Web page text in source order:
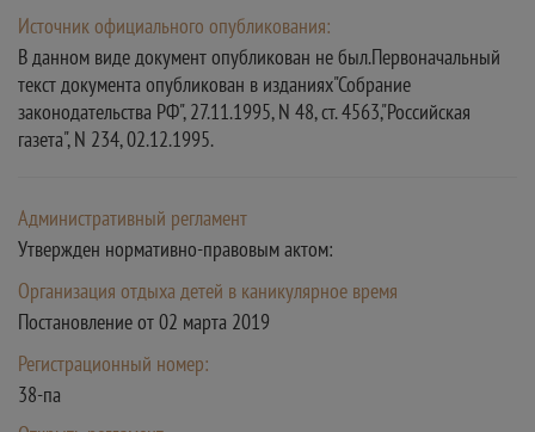
Источник официального опубликования:
В данном виде документ опубликован не был.Первоначальный
текст документа опубликован в изданиях"Собрание
законодательства РФ", 27.11.1995, N 48, ст. 4563,"Российская
газета", N 234, 02.12.1995.
Административный регламент
Утвержден нормативно-правовым актом:
Организация отдыха детей в каникулярное время
Постановление от 02 марта 2019
Регистрационный номер:
38-па